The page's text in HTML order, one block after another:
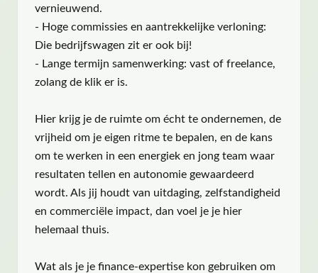
vernieuwend.
- Hoge commissies en aantrekkelijke verloning:
Die bedrijfswagen zit er ook bij!
- Lange termijn samenwerking: vast of freelance,
zolang de klik er is.
Hier krijg je de ruimte om écht te ondernemen, de
vrijheid om je eigen ritme te bepalen, en de kans
om te werken in een energiek en jong team waar
resultaten tellen en autonomie gewaardeerd
wordt. Als jij houdt van uitdaging, zelfstandigheid
en commerciële impact, dan voel je je hier
helemaal thuis.
Wat als je je finance-expertise kon gebruiken om